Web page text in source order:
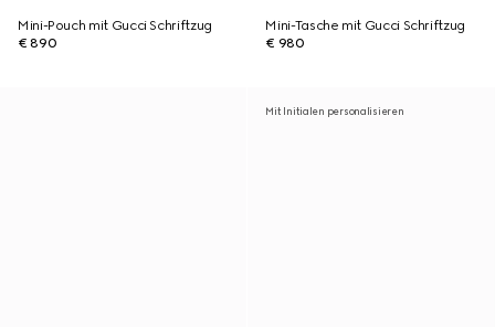
Mini-Pouch mit Gucci Schriftzug
€ 890
Mini-Tasche mit Gucci Schriftzug
€ 980
Mit Initialen personalisieren